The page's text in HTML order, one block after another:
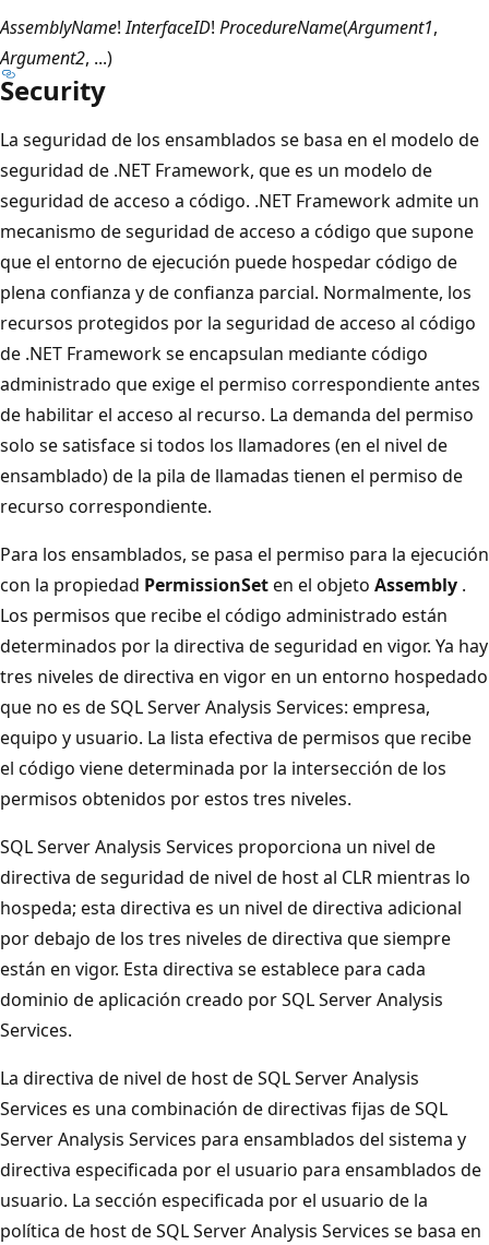
AssemblyName!InterfaceID! ProcedureName(Argument1,
Argument2, ...)
Security
La seguridad de los ensamblados se basa en el modelo de
seguridad de .NET Framework, que es un modelo de
seguridad de acceso a código. .NET Framework admite un
mecanismo de seguridad de acceso a código que supone
que el entorno de ejecución puede hospedar código de
plena confianza y de confianza parcial. Normalmente, los
recursos protegidos por la seguridad de acceso al código
de .NET Framework se encapsulan mediante código
administrado que exige el permiso correspondiente antes
de habilitar el acceso al recurso. La demanda del permiso
solo se satisface si todos los llamadores (en el nivel de
ensamblado) de la pila de llamadas tienen el permiso de
recurso correspondiente.
Para los ensamblados, se pasa el permiso para la ejecución
con la propiedad PermissionSeten el objeto Assembly .
Los permisos que recibe el código administrado están
determinados por la directiva de seguridad en vigor. Ya hay
tres niveles de directiva en vigor en un entorno hospedado
que no es de SQL Server Analysis Services: empresa,
equipo y usuario. La lista efectiva de permisos que recibe
el código viene determinada por la intersección de los
permisos obtenidos por estos tres niveles.
SQL Server Analysis Services proporciona un nivel de
directiva de seguridad de nivel de host al CLR mientras lo
hospeda; esta directiva es un nivel de directiva adicional
por debajo de los tres niveles de directiva que siempre
están en vigor. Esta directiva se establece para cada
dominio de aplicación creado por SQL Server Analysis
Services.
La directiva de nivel de host de SQL Server Analysis
Services es una combinación de directivas fijas de SQL
Server Analysis Services para ensamblados del sistema y
directiva especificada por el usuario para ensamblados de
usuario. La sección especificada por el usuario de la
política de host de SQL Server Analysis Services se basa en